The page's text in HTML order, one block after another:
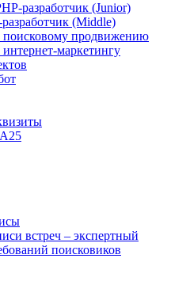
разработчик (Junior)
(Middle)
поисковому продвижению
маркетингу
встреч – экспертный
поисковиков